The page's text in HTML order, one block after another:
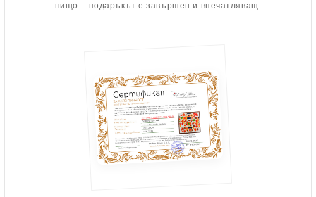
нищо – подаръкът е завършен и впечатляващ.